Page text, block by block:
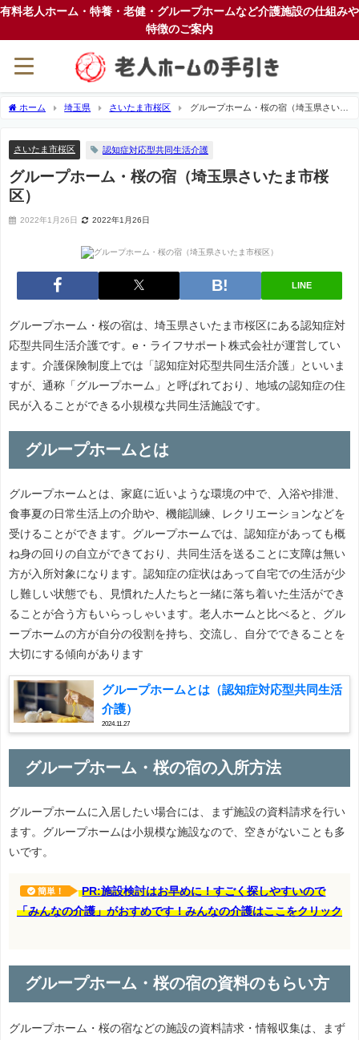
有料老人ホーム・特養・老健・グループホームなど介護施設の仕組みや
特徴のご案内
ホーム 埼玉県 さいたま市桜区
グループホーム・桜の宿（埼玉県さいた
さいたま市桜区 認知症対応型共同生活介護
グループホーム・桜の宿（埼玉県さいたま市桜
区）
2022年1月26日 2022年1月26日
LINE
グループホーム・桜の宿は、埼玉県さいたま市桜区にある認知症対
応型共同生活介護です。e・ライフサポート株式会社が運営してい
ます。介護保険制度上では「認知症対応型共同生活介護」といいま
すが、通称「グループホーム」と呼ばれており、地域の認知症の住
民が入ることができる小規模な共同生活施設です。
グループホームとは
グループホームとは、家庭に近いような環境の中で、入浴や排泄、
食事夏の日常生活上の介助や、機能訓練、レクリエーションなどを
受けることができます。グループホームでは、認知症があっても概
ね身の回りの自立ができており、共同生活を送ることに支障は無い
方が入所対象になります。認知症の症状はあって自宅での生活が少
し難しい状態でも、見慣れた人たちと一緒に落ち着いた生活ができ
ることが合う方もいらっしゃいます。老人ホームと比べると、グル
ープホームの方が自分の役割を持ち、交流し、自分でできることを
大切にする傾向があります
グループホームとは（認知症対応型共同生活
介護）
2024.11.27
グループホーム・桜の宿の入所方法
グループホームに入居したい場合には、まず施設の資料請求を行い
ます。グループホームは小規模な施設なので、空きがないことも多
いです。
簡単！
PR:施設検討はお早めに！すごく探しやすいので
「みんなの介護」がおすめです！みんなの介護はここをクリック
グループホーム・桜の宿の資料のもらい方
グループホーム・桜の宿などの施設の資料請求・情報収集は、まず